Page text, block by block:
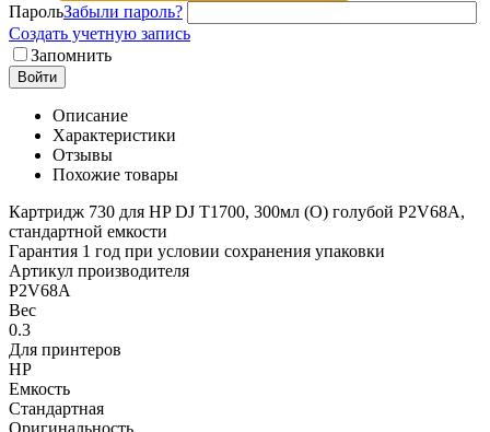
ПарольЗабыли пароль?
Создать учетную запись
Запомнить
Войти
Описание
Характеристики
Отзывы
Похожие товары
Картридж 730 для HP DJ T1700, 300мл (О) голубой P2V68A,
стандартной емкости
Гарантия 1 год при условии сохранения упаковки
Артикул производителя
P2V68A
Вес
0.3
Для принтеров
HP
Емкость
Стандартная